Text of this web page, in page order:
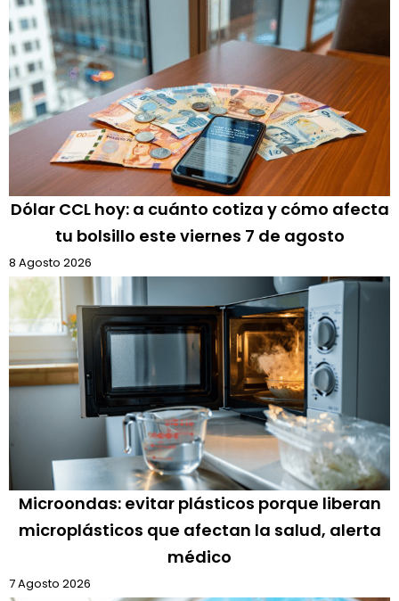
Dólar CCL hoy: a cuánto cotiza y cómo afecta
tu bolsillo este viernes 7 de agosto
8 Agosto 2026
Microondas: evitar plásticos porque liberan
microplásticos que afectan la salud, alerta
médico
7 Agosto 2026